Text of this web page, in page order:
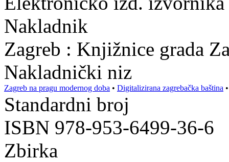
Nakladnik
Zagreb : Knjižnice grada
Nakladnički niz
Zagreb na pragu modernog doba • Digitalizirana zagrebačka baština
Standardni broj
ISBN 978-953-6499-36-6
Zbirka